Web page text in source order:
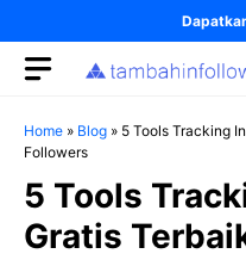
to
content
Home » Blog » 5 Tools Tracking
Followers
5 Tools
Gratis